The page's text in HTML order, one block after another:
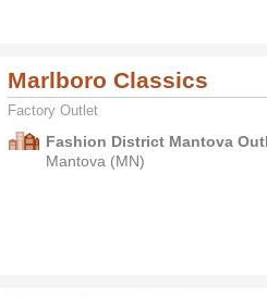
Marlboro Classics
Factory Outlet
Fashion District Mantova
Mantova (MN)